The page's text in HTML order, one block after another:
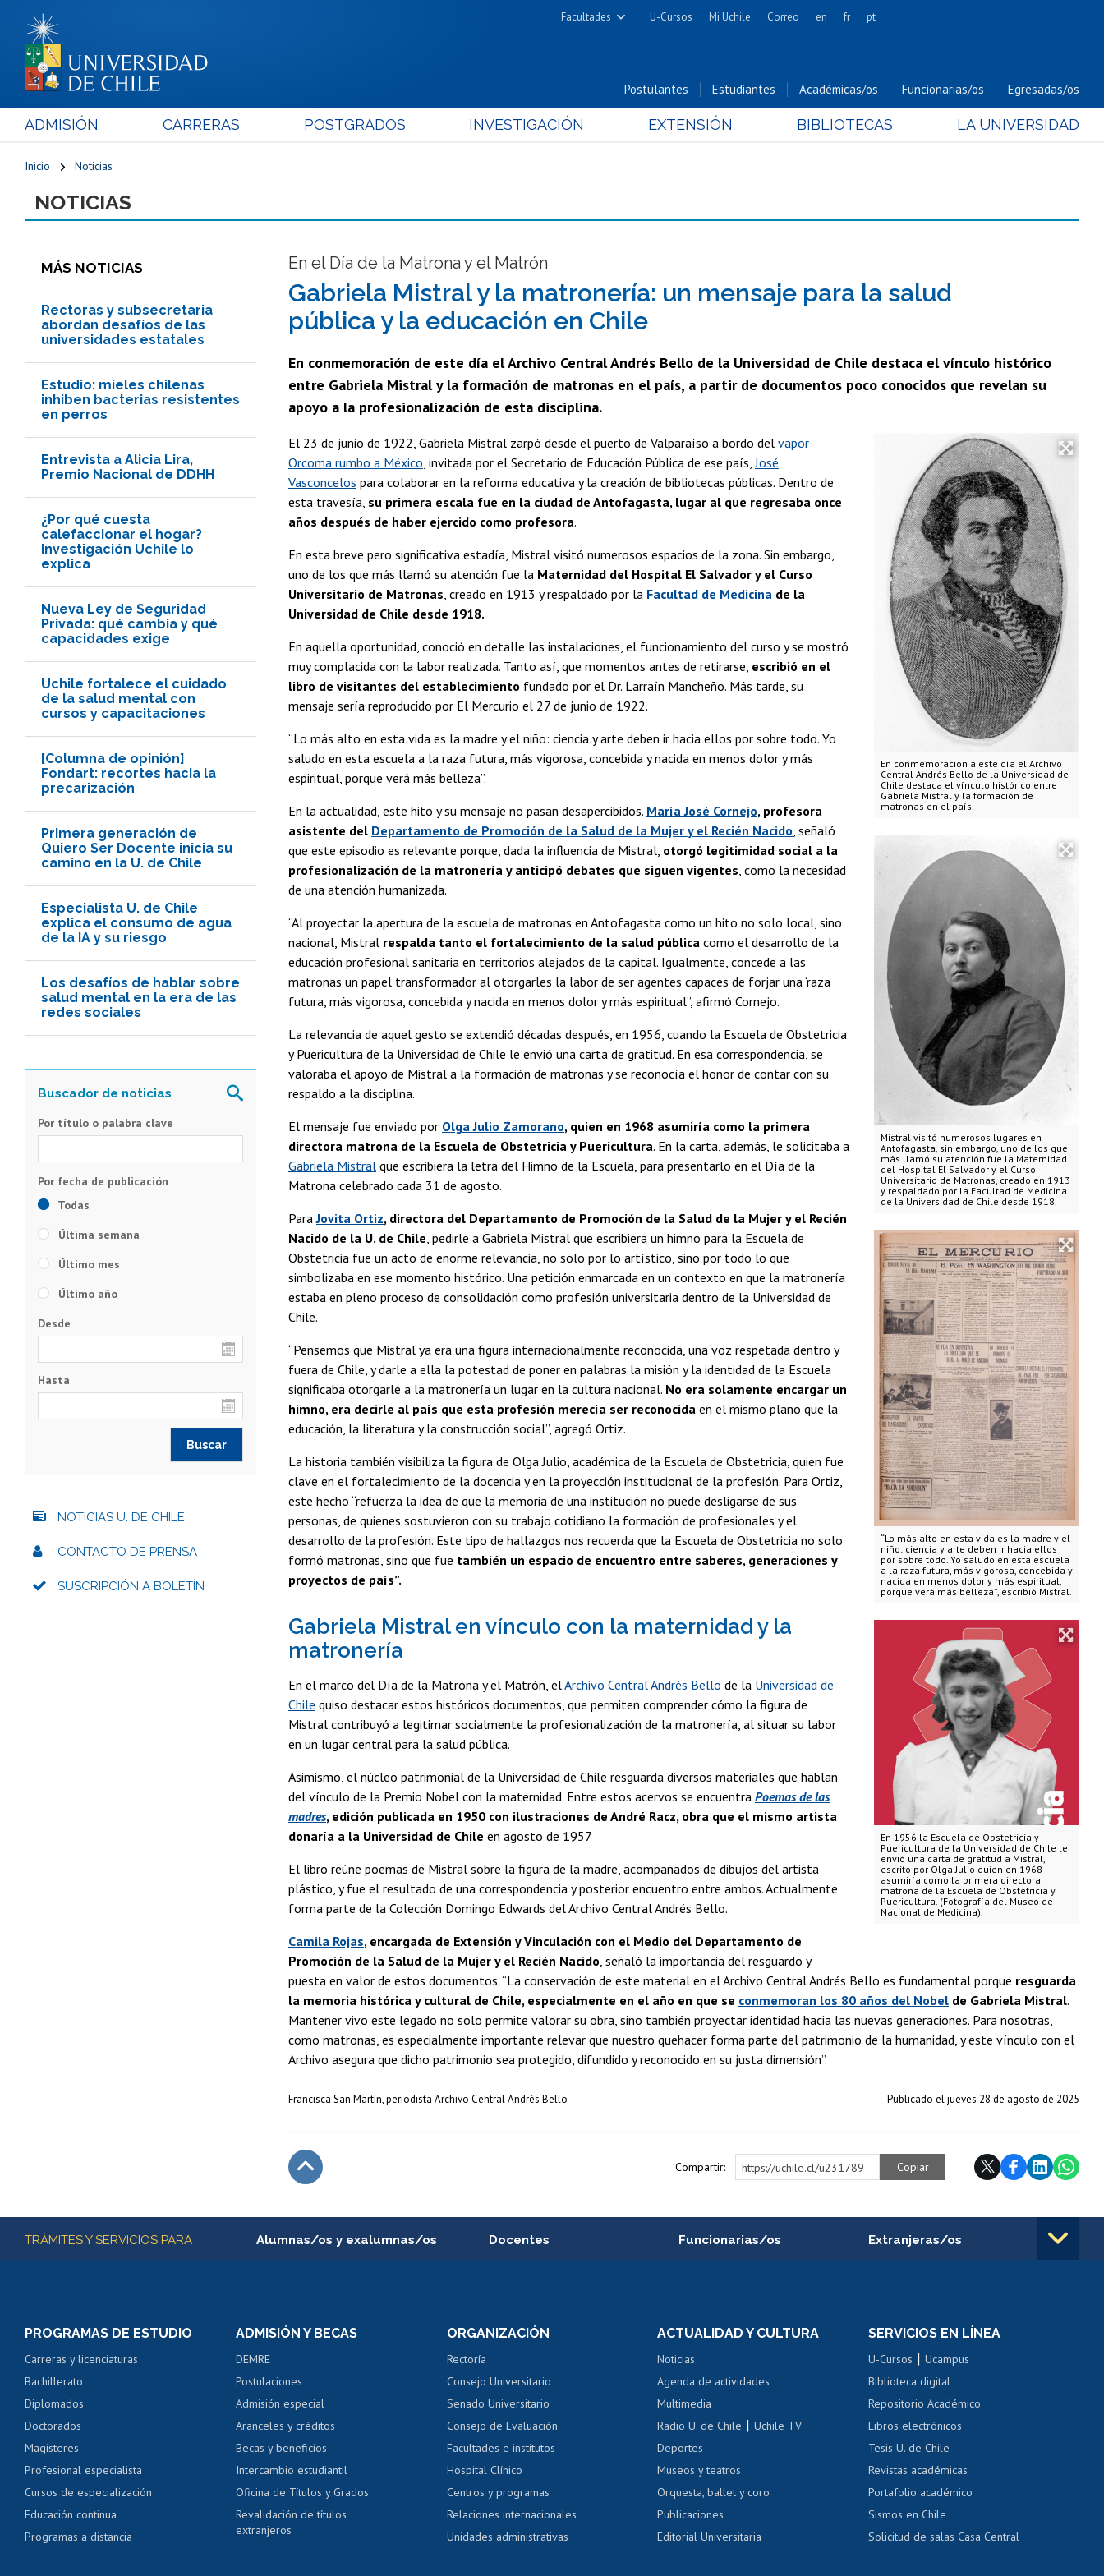
Facultades
Cs. Físicas y Matemáticas
Cs. Forestales y Conservación
Cs. Químicas y Farmacéuticas
Cs. Sociales
Nutrición y Tecnología de
Alimentos
Bachillerato
Hospital Clínico
U-Cursos Mi Uchile Correo en fr pt
Postulantes Estudiantes Académicas/os Funcionarias/os Egresadas/os
ADMISIÓN CARRERAS POSTGRADOS INVESTIGACIÓN EXTENSIÓN BIBLIOTECAS LA UNIVERSIDAD
Inicio Noticias
NOTICIAS
MÁS NOTICIAS
Rectoras y subsecretaria
abordan desafíos de las
universidades estatales
Estudio: mieles chilenas
inhiben bacterias resistentes
en perros
Entrevista a Alicia Lira,
Premio Nacional de DDHH
¿Por qué cuesta
calefaccionar el hogar?
Investigación Uchile lo
explica
Nueva Ley de Seguridad
Privada: qué cambia y qué
capacidades exige
Uchile fortalece el cuidado
de la salud mental con
cursos y capacitaciones
[Columna de opinión]
Fondart: recortes hacia la
precarización
Primera generación de
Quiero Ser Docente inicia su
camino en la U. de Chile
Especialista U. de Chile
explica el consumo de agua
de la IA y su riesgo
Los desafíos de hablar sobre
salud mental en la era de las
redes sociales
En el Día de la Matrona y el Matrón
Gabriela Mistral y la matronería: un mensaje para la salud
pública y la educación en Chile
En conmemoración de este día el Archivo Central Andrés Bello de la Universidad de Chile destaca el vínculo histórico
entre Gabriela Mistral y la formación de matronas en el país, a partir de documentos poco conocidos que revelan su
apoyo a la profesionalización de esta disciplina.
En conmemoración a este día el Archivo
Central Andrés Bello de la Universidad de
Chile destaca el vínculo histórico entre
Gabriela Mistral y la formación de
matronas en el país.
Mistral visitó numerosos lugares en
Antofagasta, sin embargo, uno de los que
más llamó su atención fue la Maternidad
del Hospital El Salvador y el Curso
Universitario de Matronas, creado en 1913
y respaldado por la Facultad de Medicina
de la Universidad de Chile desde 1918.
“Lo más alto en esta vida es la madre y el
niño: ciencia y arte deben ir hacia ellos
por sobre todo. Yo saludo en esta escuela
a la raza futura, más vigorosa, concebida y
nacida en menos dolor y más espiritual,
porque verá más belleza”, escribió Mistral.
En 1956 la Escuela de Obstetricia y
Puericultura de la Universidad de Chile le
envió una carta de gratitud a Mistral,
escrito por Olga Julio quien en 1968
asumiría como la primera directora
matrona de la Escuela de Obstetricia y
Puericultura. (Fotografía del Museo de
Nacional de Medicina).
El 23 de junio de 1922, Gabriela Mistral zarpó desde el puerto de Valparaíso a bordo del vapor
Orcoma rumbo a México , invitada por el Secretario de Educación Pública de ese país,José
Vasconcelos para colaborar en la reforma educativa y la creación de bibliotecas públicas. Dentro de
esta travesía, su primera escala fue en la ciudad de Antofagasta, lugar al que regresaba once
años después de haber ejercido como profesora.
En esta breve pero significativa estadía, Mistral visitó numerosos espacios de la zona. Sin embargo,
uno de los que más llamó su atención fue la Maternidad del Hospital El Salvador y el Curso
Universitario de Matronas , creado en 1913 y respaldado por la Facultad de Medicina de la
Universidad de Chile desde 1918.
En aquella oportunidad, conoció en detalle las instalaciones, el funcionamiento del curso y se mostró
muy complacida con la labor realizada. Tanto así, que momentos antes de retirarse, escribió en el
libro de visitantes del establecimiento fundado por el Dr. Larraín Mancheño. Más tarde, su
mensaje sería reproducido por El Mercurio el 27 de junio de 1922.
“Lo más alto en esta vida es la madre y el niño: ciencia y arte deben ir hacia ellos por sobre todo. Yo
saludo en esta escuela a la raza futura, más vigorosa, concebida y nacida en menos dolor y más
espiritual, porque verá más belleza”.
En la actualidad, este hito y su mensaje no pasan desapercibidos. María José Cornejo, profesora
asistente del Departamento de Promoción de la Salud de la Mujer y el Recién Nacido , señaló
que este episodio es relevante porque, dada la influencia de Mistral, otorgó legitimidad social a la
profesionalización de la matronería y anticipó debates que siguen vigentes , como la necesidad
de una atención humanizada.
“Al proyectar la apertura de la escuela de matronas en Antofagasta como un hito no solo local, sino
nacional, Mistral respalda tanto el fortalecimiento de la salud pública como el desarrollo de la
educación profesional sanitaria en territorios alejados de la capital. Igualmente, concede a las
matronas un papel transformador al otorgarles la labor de ser agentes capaces de forjar una ‘raza
futura, más vigorosa, concebida y nacida en menos dolor y más espiritual”, afirmó Cornejo.
La relevancia de aquel gesto se extendió décadas después, en 1956, cuando la Escuela de Obstetricia
y Puericultura de la Universidad de Chile le envió una carta de gratitud. En esa correspondencia, se
valoraba el apoyo de Mistral a la formación de matronas y se reconocía el honor de contar con su
respaldo a la disciplina.
El mensaje fue enviado por Olga Julio Zamorano, quien en 1968 asumiría como la primera
directora matrona de la Escuela de Obstetricia y Puericultura. En la carta, además, le solicitaba a
Gabriela Mistral que escribiera la letra del Himno de la Escuela, para presentarlo en el Día de la
Matrona celebrado cada 31 de agosto.
ParaJovita Ortiz, directora del Departamento de Promoción de la Salud de la Mujer y el Recién
Nacido de la U. de Chile , pedirle a Gabriela Mistral que escribiera un himno para la Escuela de
Obstetricia fue un acto de enorme relevancia, no solo por lo artístico, sino por todo lo que
simbolizaba en ese momento histórico. Una petición enmarcada en un contexto en que la matronería
estaba en pleno proceso de consolidación como profesión universitaria dentro de la Universidad de
Chile.
“Pensemos que Mistral ya era una figura internacionalmente reconocida, una voz respetada dentro y
fuera de Chile, y darle a ella la potestad de poner en palabras la misión y la identidad de la Escuela
significaba otorgarle a la matronería un lugar en la cultura nacional. No era solamente encargar un
himno, era decirle al país que esta profesión merecía ser reconocida en el mismo plano que la
educación, la literatura y la construcción social”, agregó Ortiz.
La historia también visibiliza la figura de Olga Julio, académica de la Escuela de Obstetricia, quien fue
clave en el fortalecimiento de la docencia y en la proyección institucional de la profesión. Para Ortiz,
este hecho “refuerza la idea de que la memoria de una institución no puede desligarse de sus
personas, de quienes sostuvieron con su trabajo cotidiano la formación de profesionales y el
desarrollo de la profesión. Este tipo de hallazgos nos recuerda que la Escuela de Obstetricia no solo
formó matronas, sino que fue también un espacio de encuentro entre saberes, generaciones y
proyectos de país”.
Gabriela Mistral en vínculo con la maternidad y la
matronería
En el marco del Día de la Matrona y el Matrón, elArchivo Central Andrés Bello de la Universidad de
Chile quiso destacar estos históricos documentos, que permiten comprender cómo la figura de
Mistral contribuyó a legitimar socialmente la profesionalización de la matronería, al situar su labor
en un lugar central para la salud pública.
Asimismo, el núcleo patrimonial de la Universidad de Chile resguarda diversos materiales que hablan
del vínculo de la Premio Nobel con la maternidad. Entre estos acervos se encuentra Poemas de las
madres, edición publicada en 1950 con ilustraciones de André Racz, obra que el mismo artista
donaría a la Universidad de Chile en agosto de 1957
El libro reúne poemas de Mistral sobre la figura de la madre, acompañados de dibujos del artista
plástico, y fue el resultado de una correspondencia y posterior encuentro entre ambos. Actualmente
forma parte de la Colección Domingo Edwards del Archivo Central Andrés Bello.
Camila Rojas, encargada de Extensión y Vinculación con el Medio del Departamento de
Promoción de la Salud de la Mujer y el Recién Nacido , señaló la importancia del resguardo y
puesta en valor de estos documentos. “La conservación de este material en el Archivo Central Andrés Bello es fundamental porque resguarda
la memoria histórica y cultural de Chile, especialmente en el año en que se conmemoran los 80 años del Nobel de Gabriela Mistral.
Mantener vivo este legado no solo permite valorar su obra, sino también proyectar identidad hacia las nuevas generaciones. Para nosotras,
como matronas, es especialmente importante relevar que nuestro quehacer forma parte del patrimonio de la humanidad, y este vínculo con el
Archivo asegura que dicho patrimonio sea protegido, difundido y reconocido en su justa dimensión”.
Francisca San Martín, periodista Archivo Central Andrés Bello Publicado el jueves 28 de agosto de 2025
Compartir: https://uchile.cl/u231789 Copiar
Por título o palabra clave
Todas
Última semana
Último mes
Último año
Desde
Hasta
NOTICIAS U. DE CHILE
CONTACTO DE PRENSA
SUSCRIPCIÓN A BOLETÍN
Más información
TRÁMITES Y SERVICIOS PARA Alumnas/os y exalumnas/os
Consulta y certificado de notas
Servicio médico y dental
Pago de arancel y crédito alumnos
Pago de arancel y crédito exalumnos
Certificado de títulos y grados
Docentes
Perfeccionamiento
Evaluación docente
Calificación académica
Postulación al AUCAI
Funcionarias/os
Portal de movilidad interna
Certificado de renta
Certificado de renta
Gestión de correo uchile
Extranjeras/os
Movilidad Estudiantil
Cursos de español
Acoso laboral, sexual y violencia
PROGRAMAS DE ESTUDIO
Carreras y licenciaturas
Bachillerato
Diplomados
Doctorados
Magísteres
Profesional especialista
Cursos de especialización
Educación continua
Programas a distancia
ADMISIÓN Y BECAS
DEMRE
Postulaciones
Admisión especial
Aranceles y créditos
Becas y beneficios
Intercambio estudiantil
Oficina de Títulos y Grados
Revalidación de títulos
extranjeros
ORGANIZACIÓN
Rectoría
Consejo Universitario
Senado Universitario
Consejo de Evaluación
Facultades e institutos
Hospital Clínico
Centros y programas
Relaciones internacionales
Unidades administrativas
ACTUALIDAD Y CULTURA
Noticias
Agenda de actividades
Multimedia
Radio U. de Chile |Uchile TV
Deportes
Museos y teatros
Orquesta, ballet y coro
Publicaciones
Editorial Universitaria
SERVICIOS EN LÍNEA
U-Cursos |Ucampus
Biblioteca digital
Repositorio Académico
Libros electrónicos
Tesis U. de Chile
Revistas académicas
Portafolio académico
Sismos en Chile
Solicitud de salas Casa Central